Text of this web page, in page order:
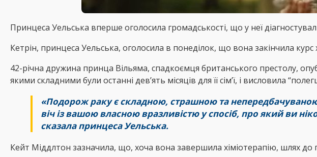
Принцеса Уельська вперше оголосила громадськості, що у неї
Кетрін, принцеса Уельська, оголосила в понеділок, що вона закінчила курс
42-річна дружина принца Вільяма, спадкоємця британського престолу,
якими складними були останні дев’ять місяців для її сім’ї, і висловила
«Подорож раку є складною, страшною та
віч із вашою власною вразливістю у спосіб, про який ви
сказала принцеса Уельська.
Кейт Міддлтон зазначила, що, хоча вона завершила хіміотерапію, шлях